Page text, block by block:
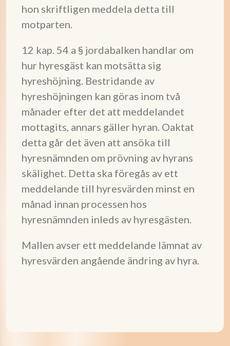
hon skriftligen meddela detta till
motparten.
12 kap. 54 a § jordabalken handlar om
hur hyresgäst kan motsätta sig
hyreshöjning. Bestridande av
hyreshöjningen kan göras inom två
månader efter det att meddelandet
mottagits, annars gäller hyran. Oaktat
detta går det även att ansöka till
hyresnämnden om prövning av hyrans
skälighet. Detta ska föregås av ett
meddelande till hyresvärden minst en
månad innan processen hos
hyresnämnden inleds av hyresgästen.
Mallen avser ett meddelande lämnat av
hyresvärden angående ändring av hyra.